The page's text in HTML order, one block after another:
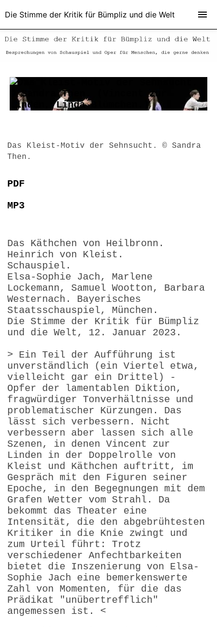
Das Kleist-Motiv der Sehnsucht. © Sandra
Then.
PDF
MP3
Das Käthchen von Heilbronn.
Heinrich von Kleist.
Schauspiel.
Elsa-Sophie Jach, Marlene
Lockemann, Samuel Wootton, Barbara
Westernach. Bayerisches
Staatsschauspiel, München.
Die Stimme der Kritik für Bümpliz
und die Welt, 12. Januar 2023.
> Ein Teil der Aufführung ist
unverständlich (ein Viertel etwa,
vielleicht gar ein Drittel) -
Opfer der lamentablen Diktion,
fragwürdiger Tonverhältnisse und
problematischer Kürzungen. Das
lässt sich verbessern. Nicht
verbessern aber lassen sich alle
Szenen, in denen Vincent zur
Linden in der Doppelrolle von
Kleist und Käthchen auftritt, im
Gespräch mit den Figuren seiner
Epoche, in den Begegnungen mit dem
Grafen Wetter vom Strahl. Da
bekommt das Theater eine
Intensität, die den abgebrühtesten
Kritiker in die Knie zwingt und
zum Urteil führt: Trotz
verschiedener Anfechtbarkeiten
bietet die Inszenierung von Elsa-
Sophie Jach eine bemerkenswerte
Zahl von Momenten, für die das
Prädikat "unübertrefflich"
angemessen ist. <
Die Stimme der Kritik für Bümpliz und die Welt